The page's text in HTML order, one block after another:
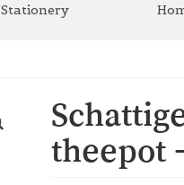
Stationery
theepot